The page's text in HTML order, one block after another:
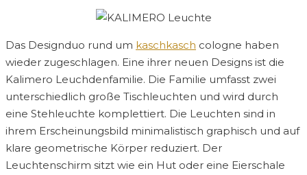
Das Designduo rund um kaschkasch cologne haben
wieder zugeschlagen. Eine ihrer neuen Designs ist die
Kalimero Leuchdenfamilie. Die Familie umfasst zwei
unterschiedlich große Tischleuchten und wird durch
eine Stehleuchte komplettiert. Die Leuchten sind in
ihrem Erscheinungsbild minimalistisch graphisch und auf
klare geometrische Körper reduziert. Der
Leuchtenschirm sitzt wie ein Hut oder eine Eierschale